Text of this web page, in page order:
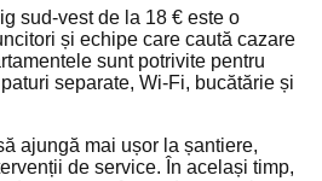
sud-vest de la 18 € este o
și echipe care caută cazare
sunt potrivite pentru
separate, Wi-Fi, bucătărie și
ajungă mai ușor la șantiere,
de service. În același timp,